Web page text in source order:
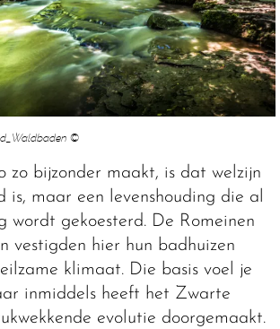
©
zo bijzonder maakt, is dat welzijn
is, maar een levenshouding die al
wordt gekoesterd. De Romeinen
vestigden hier hun badhuizen
klimaat. Die basis voel je
inmiddels heeft het Zwarte
evolutie doorgemaakt.